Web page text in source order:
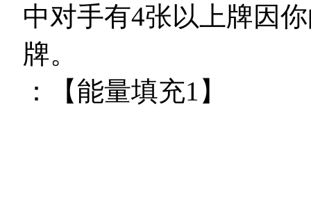
中对手有4张以上牌因
牌。
：【能量填充1】